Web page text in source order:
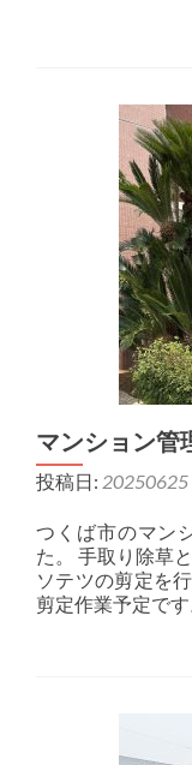
マンション管
投稿日: 20250625
つくば市のマン
た。 手取り除草
ソテツの剪定を
剪定作業予定です